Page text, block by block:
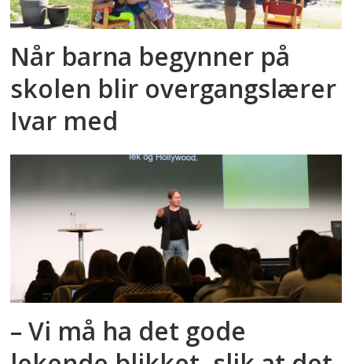
Når barna begynner på
skolen blir overgangslærer
Ivar med
– Vi må ha det gode